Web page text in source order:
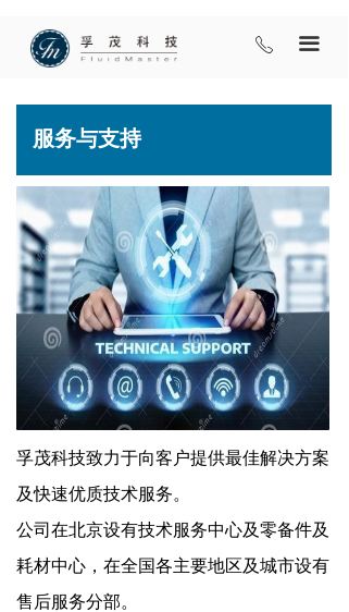
ꂅ 끀
孚茂科技致力于向客户提供最佳解决方案
及快速优质技术服务。
公司在北京设有技术服务中心及零备件及
耗材中心，在全国各主要地区及城市设有
售后服务分部。
服务与支持